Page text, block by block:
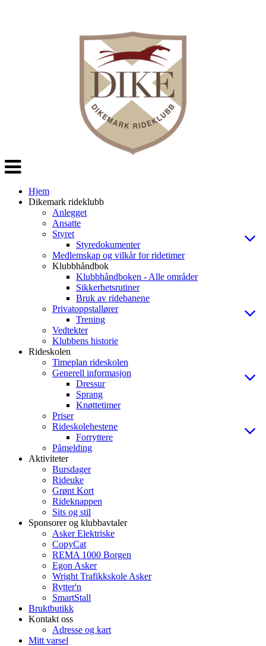
Veksle
navigasjon
Hjem
Dikemark rideklubb
Anlegget
Ansatte
Styret
Styredokumenter
Medlemskap og vilkår for ridetimer
Klubbhåndbok
Klubbhåndboken - Alle områder
Sikkerhetsrutiner
Bruk av ridebanene
Privatoppstallører
Trening
Vedtekter
Klubbens historie
Rideskolen
Timeplan rideskolen
Generell informasjon
Dressur
Sprang
Knøttetimer
Priser
Rideskolehestene
Forryttere
Påmelding
Aktiviteter
Bursdager
Rideuke
Grønt Kort
Rideknappen
Sits og stil
Sponsorer og klubbavtaler
Asker Elektriske
CopyCat
REMA 1000 Borgen
Egon Asker
Wright Trafikkskole Asker
Rytter'n
SmartStall
Bruktbutikk
Kontakt oss
Adresse og kart
Mitt varsel